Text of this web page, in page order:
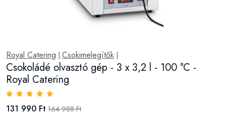
Royal Catering Csokimelegítők
Csokoládé olvasztó gép - 3 x 3,2 l - 100 °C -
Royal Catering
131 990 Ft 164 988 Ft